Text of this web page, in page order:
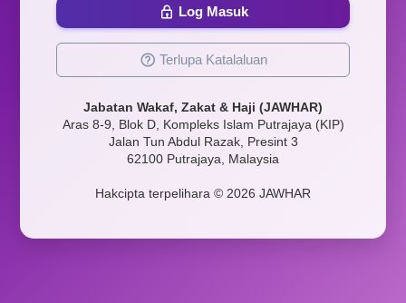
Log Masuk
Terlupa Katalaluan
Jabatan Wakaf, Zakat & Haji (JAWHAR)
Aras 8-9, Blok D, Kompleks Islam Putrajaya (KIP)
Jalan Tun Abdul Razak, Presint 3
62100 Putrajaya, Malaysia
Hakcipta terpelihara © 2026 JAWHAR